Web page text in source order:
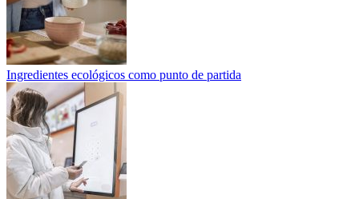
Ingredientes ecológicos como punto de partida